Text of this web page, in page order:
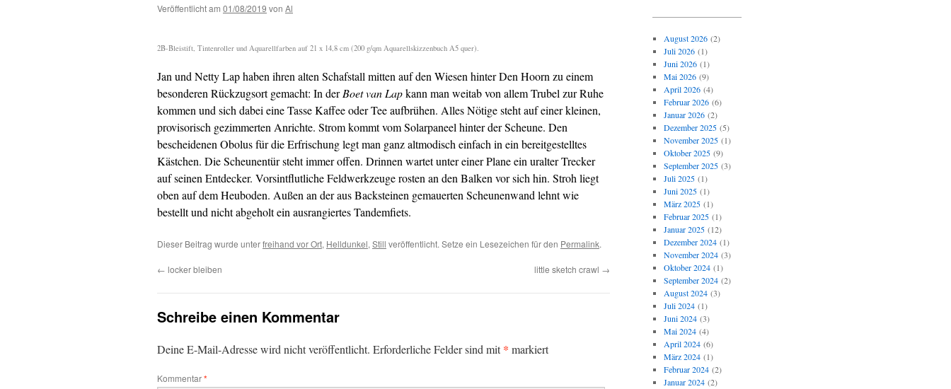
Veröffentlicht am 01/08/2019 von Al
2B-Bleistift, Tintenroller und Aquarellfarben auf 21 x 14,8 cm (200 g/qm Aquarellskizzenbuch A5 quer).
Jan und Netty Lap haben ihren alten Schafstall mitten auf den Wiesen hinter Den Hoorn zu einem
besonderen Rückzugsort gemacht: In derBoet van Lapkann man weitab von allem Trubel zur Ruhe
kommen und sich dabei eine Tasse Kaffee oder Tee aufbrühen. Alles Nötige steht auf einer kleinen,
provisorisch gezimmerten Anrichte. Strom kommt vom Solarpaneel hinter der Scheune. Den
bescheidenen Obolus für die Erfrischung legt man ganz altmodisch einfach in ein bereitgestelltes
Kästchen. Die Scheunentür steht immer offen. Drinnen wartet unter einer Plane ein uralter Trecker
auf seinen Entdecker. Vorsintflutliche Feldwerkzeuge rosten an den Balken vor sich hin. Stroh liegt
oben auf dem Heuboden. Außen an der aus Backsteinen gemauerten Scheunenwand lehnt wie
bestellt und nicht abgeholt ein ausrangiertes Tandemfiets.
Dieser Beitrag wurde unterfreihand vor Ort, Helldunkel, Still veröffentlicht. Setze ein Lesezeichen für den Permalink.
← locker bleiben little sketch crawl →
Schreibe einen Kommentar
Deine E-Mail-Adresse wird nicht veröffentlicht. Erforderliche Felder sind mit* markiert
Kommentar*
August 2026(2)
Juli 2026(1)
Juni 2026(1)
Mai 2026(9)
April 2026(4)
Februar 2026(6)
Januar 2026(2)
Dezember 2025(5)
November 2025(1)
Oktober 2025(9)
September 2025(3)
Juli 2025(1)
Juni 2025(1)
März 2025(1)
Februar 2025(1)
Januar 2025(12)
Dezember 2024(1)
November 2024(3)
Oktober 2024(1)
September 2024(2)
August 2024(3)
Juli 2024(1)
Juni 2024(3)
Mai 2024(4)
April 2024(6)
März 2024(1)
Februar 2024(2)
Januar 2024(2)